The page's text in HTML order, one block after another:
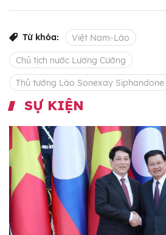
Từ khóa: Việt Nam-Lào
Chủ tịch nước Lương Cường
Thủ tướng Lào Sonexay Siphandone
SỰ KIỆN